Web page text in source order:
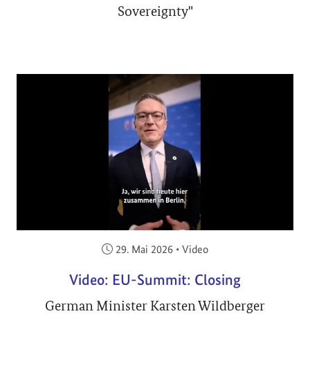
Sovereignty"
Veröffentlicht am:
29. Mai 2026 • Video
Video: EU-Summit: Closing
German Minister Karsten Wildberger